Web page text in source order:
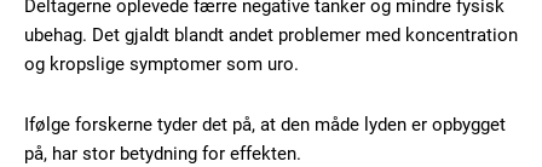
Deltagerne oplevede færre negative tanker og mindre fysisk
ubehag. Det gjaldt blandt andet problemer med koncentration
og kropslige symptomer som uro.
Ifølge forskerne tyder det på, at den måde lyden er opbygget
på, har stor betydning for effekten.